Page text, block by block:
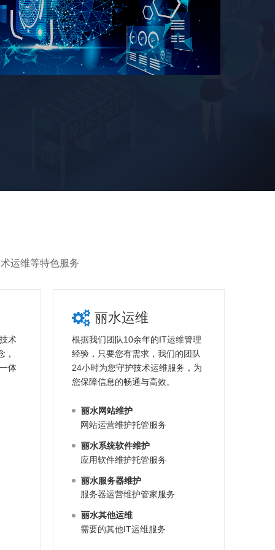
运维等特色服务
术
，
体
丽水运维
根据我们团队10余年的IT运维管理
经验，只要您有需求，我们的团队
24小时为您守护技术运维服务，为
您保障信息的畅通与高效。
丽水网站维护
网站运营维护托管服务
丽水系统软件维护
应用软件维护托管服务
丽水服务器维护
服务器运营维护管家服务
丽水其他运维
需要的其他IT运维服务